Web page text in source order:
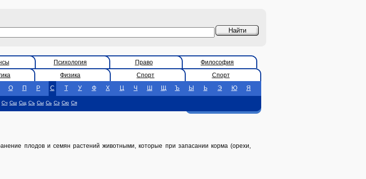
Психология Право
Философия
Физика Спорт
Спорт
О П Р С Т У Ф Х Ц Ч Ш Щ Ъ Ы Ь Э Ю Я
Сч Сш Сщ Съ Сы Сь Сэ Сю Ся
плодов и семян растений животными, которые при запасании корма (орехи,